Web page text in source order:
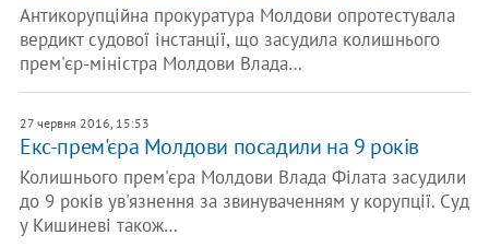
Антикорупційна прокуратура Молдови опротестувала
вердикт судової інстанції, що засудила колишнього
прем'єр-міністра Молдови Влада…
27 червня 2016, 15:53
Екс-прем'єра Молдови посадили на 9 років
Колишнього прем'єра Молдови Влада Філата засудили
до 9 років ув'язнення за звинуваченням у корупції. Суд
у Кишиневі також…